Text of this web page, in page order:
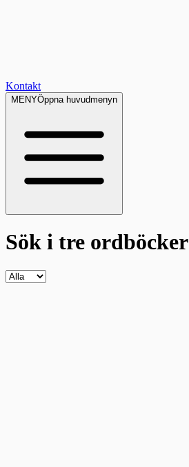
Kontakt
MENYÖppna huvudmenyn
Sök i tre ordböcker